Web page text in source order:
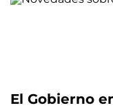
El Gobierno